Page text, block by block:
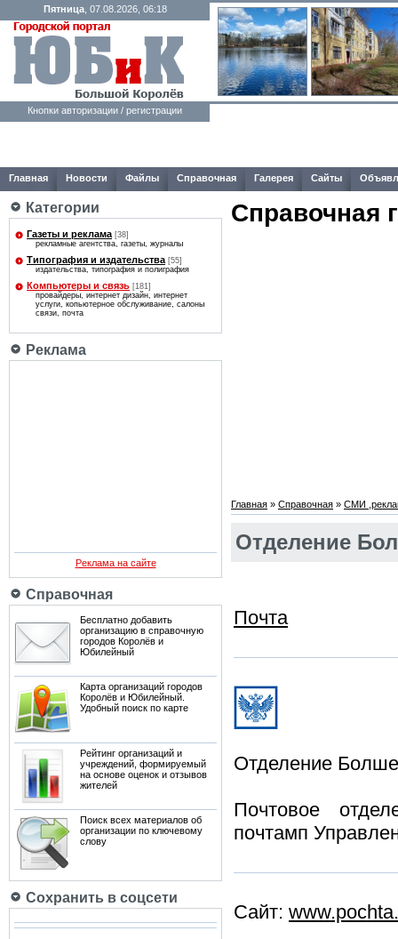
Пятница, 07.08.2026, 06:18
Кнопки авторизации / регистрации
Главная Новости Файлы Справочная Галерея Сайты
Категории
Газеты и реклама [38]
рекламные агентства, газеты, журналы
Типография и издательства [55]
издательства, типография и полиграфия
Компьютеры и связь [181]
провайдеры, интернет дизайн, интернет
услуги, копьютерное обслуживание, салоны
связи, почта
Реклама
Реклама на сайте
Справочная
Бесплатно добавить
организацию в справочную
городов Королёв и
Юбилейный
Карта организаций городов
Королёв и Юбилейный.
Удобный поиск по карте
Рейтинг организаций и
учреждений, формируемый
на основе оценок и отзывов
жителей
Поиск всех материалов об
организации по ключевому
слову
Сохранить в соцсети
Справочная
Главная » Справочная » СМИ
Отделение
Почта
Отделение
Почтовое
почтамп
Сайт: